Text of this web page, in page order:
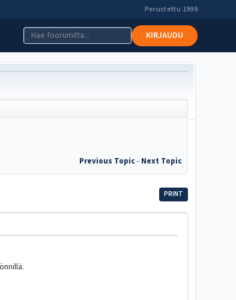
Perustettu 1999
KIRJAUDU
Previous Topic- Next Topic
PRINT